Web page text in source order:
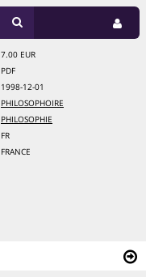
7.00 EUR
PDF
1998-12-01
PHILOSOPHOIRE
PHILOSOPHIE
FR
FRANCE